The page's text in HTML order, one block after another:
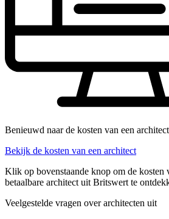
Benieuwd naar de kosten van een
Bekijk de kosten van een architect
Klik op bovenstaande knop om de kosten
betaalbare architect uit Britswert te
Veelgestelde vragen over architecten uit